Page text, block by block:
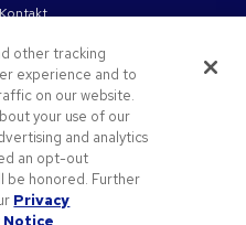
Kontakt
other tracking
experience and to
on our website.
your use of our
and analytics
an opt-out
be honored. Further
Privacy
Notice